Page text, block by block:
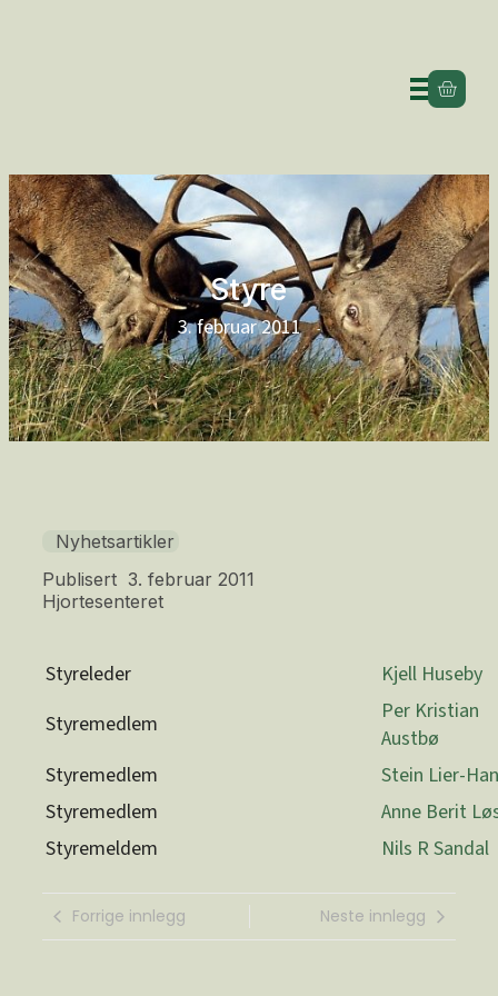
Styre
3. februar 2011 -
Nyhetsartikler
Publisert 3. februar 2011
Hjortesenteret
Styreleder
Kjell Huseby
Styremedlem
Per Kristian
Austbø
Styremedlem
Stein Lier-
Styremedlem
Anne Berit
Styremeldem
Nils R Sandal
Forrige innlegg Neste innlegg